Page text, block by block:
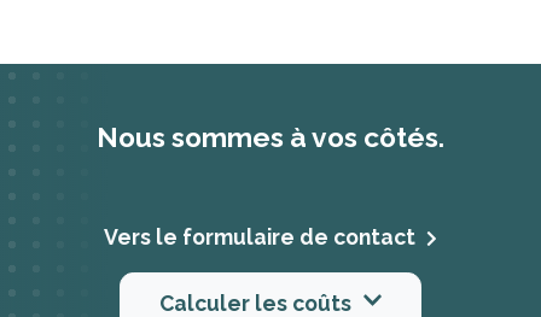
Nous sommes à vos côtés.
Vers le formulaire de contact
Calculer les coûts